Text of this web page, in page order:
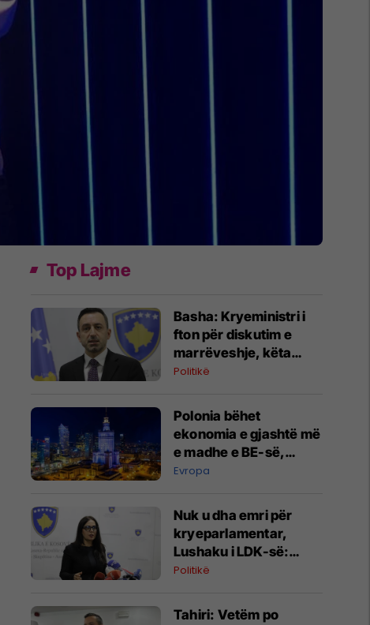
Top Lajme
Basha: Kryeministri i
fton për diskutim e
marrëveshje, këta
sulmojnë e ofendojnë -
pritshin në kryeministri
Politikë
Polonia bëhet
ekonomia e gjashtë më
e madhe e BE-së,
synon të kalojë Zvicrën
Evropa
Nuk u dha emri për
kryeparlamentar,
Lushaku i LDK-së:
Papërgjegjësi totale e
Politikë
Tahiri: Vetëm po